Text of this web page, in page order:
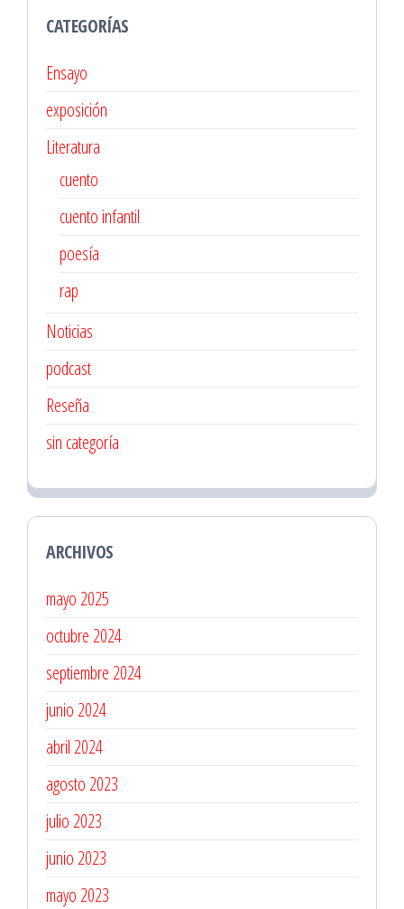
CATEGORÍAS
Ensayo
exposición
Literatura
cuento
cuento infantil
poesía
rap
Noticias
podcast
Reseña
sin categoría
ARCHIVOS
mayo 2025
octubre 2024
septiembre 2024
junio 2024
abril 2024
agosto 2023
julio 2023
junio 2023
mayo 2023